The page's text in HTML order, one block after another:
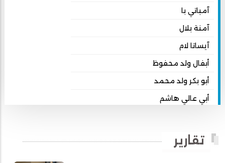
آمباتي با
آمنة بلال
آيساتا لام
أبفال ولد محفوظ
أبو بكر ولد محمد
أبي عالي هاشم
أحمد بداه
أحمد دداهي مختار
تقارير